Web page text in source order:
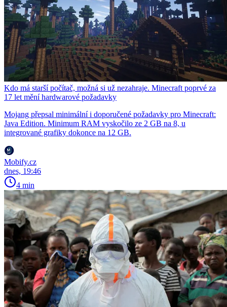
Kdo má starší počítač, možná si už nezahraje. Minecraft poprvé za
17 let mění hardwarové požadavky
Mojang přepsal minimální i doporučené požadavky pro Minecraft:
Java Edition. Minimum RAM vyskočilo ze 2 GB na 8, u
integrované grafiky dokonce na 12 GB.
Mobify.cz
dnes, 19:46
4 min